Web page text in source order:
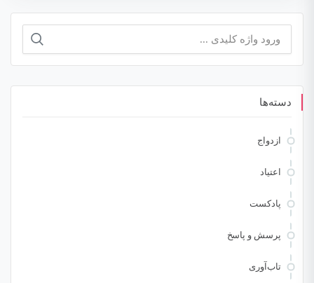
جستجو
دسته‌ها
ازدواج
اعتیاد
پادکست
پرسش و پاسخ
تاب‌آوری